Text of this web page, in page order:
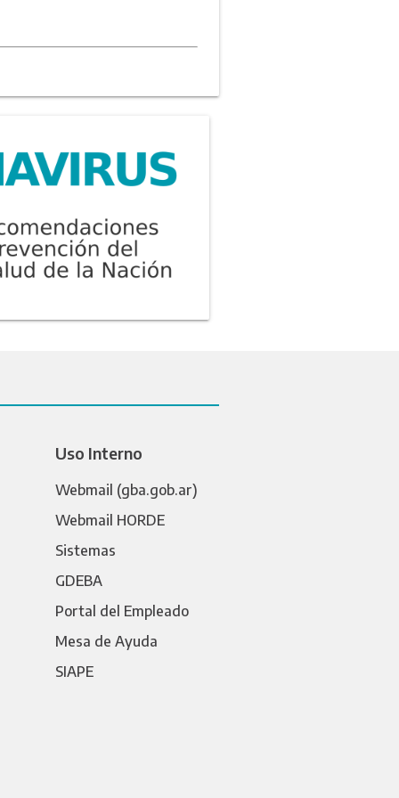
Uso Interno
Webmail (gba.gob.ar)
Webmail HORDE
Sistemas
GDEBA
Portal del Empleado
Mesa de Ayuda
SIAPE